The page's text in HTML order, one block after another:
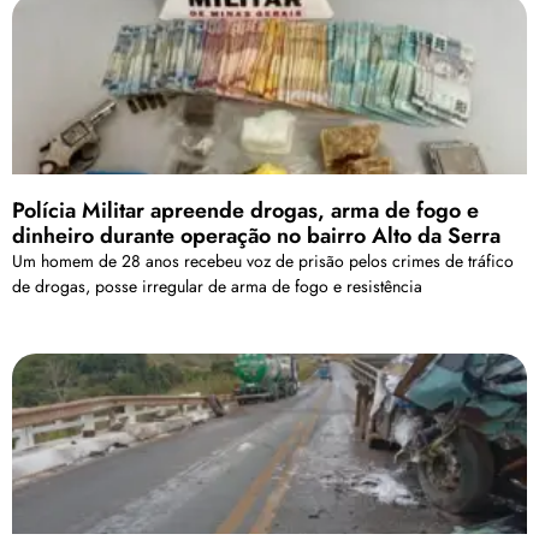
Polícia Militar apreende drogas, arma de fogo e
dinheiro durante operação no bairro Alto da Serra
Um homem de 28 anos recebeu voz de prisão pelos crimes de tráfico
de drogas, posse irregular de arma de fogo e resistência